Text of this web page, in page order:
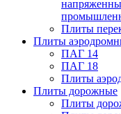
Плиты
Плиты
ПАГ 14
ПАГ 18
Плиты
Плиты дорожные
Плиты